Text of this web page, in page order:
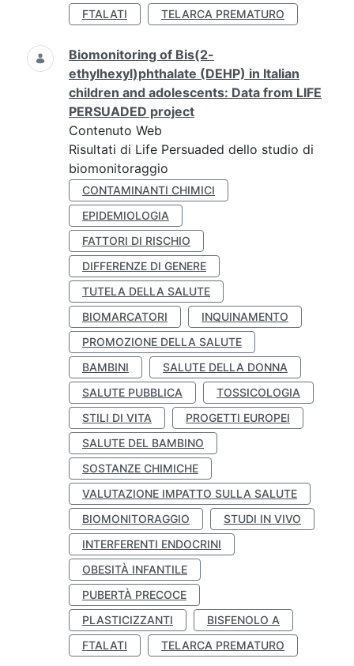
FTALATI
TELARCA PREMATURO
Biomonitoring of Bis(2-
ethylhexyl)phthalate (DEHP) in Italian
children and adolescents: Data from LIFE
PERSUADED project
Contenuto Web
Risultati di Life Persuaded dello studio di
biomonitoraggio
CONTAMINANTI CHIMICI
EPIDEMIOLOGIA
FATTORI DI RISCHIO
DIFFERENZE DI GENERE
TUTELA DELLA SALUTE
BIOMARCATORI
INQUINAMENTO
PROMOZIONE DELLA SALUTE
BAMBINI
SALUTE DELLA DONNA
SALUTE PUBBLICA
TOSSICOLOGIA
STILI DI VITA
PROGETTI EUROPEI
SALUTE DEL BAMBINO
SOSTANZE CHIMICHE
VALUTAZIONE IMPATTO SULLA SALUTE
BIOMONITORAGGIO
STUDI IN VIVO
INTERFERENTI ENDOCRINI
OBESITÀ INFANTILE
PUBERTÀ PRECOCE
PLASTICIZZANTI
BISFENOLO A
FTALATI
TELARCA PREMATURO